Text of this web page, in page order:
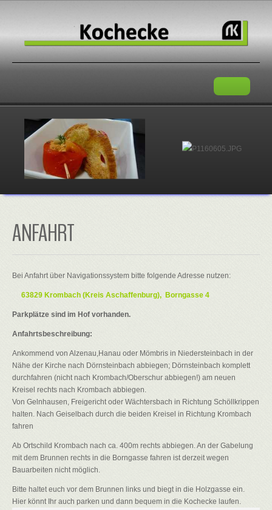
KONTAKT
ANREISE
ANFAHRT
Bei Anfahrt über Navigationssystem bitte folgende Adresse nutzen:
63829 Krombach (Kreis Aschaffenburg), Borngasse 4
Parkplätze sind im Hof vorhanden.
Anfahrtsbeschreibung:
Ankommend von Alzenau,Hanau oder Mömbris in Niedersteinbach in der
Nähe der Kirche nach Dörnsteinbach abbiegen; Dörnsteinbach komplett
durchfahren (nicht nach Krombach/Oberschur abbiegen!) am neuen
Kreisel rechts nach Krombach abbiegen.
Von Gelnhausen, Freigericht oder Wächtersbach in Richtung Schöllkrippen
halten. Nach Geiselbach durch die beiden Kreisel in Richtung Krombach
fahren
Ab Ortschild Krombach nach ca. 400m rechts abbiegen. An der Gabelung
mit dem Brunnen rechts in die Borngasse fahren ist derzeit wegen
Bauarbeiten nicht möglich.
Bitte haltet euch vor dem Brunnen links und biegt in die Holzgasse ein.
Hier könnt Ihr auch parken und dann bequem in die Kochecke laufen.